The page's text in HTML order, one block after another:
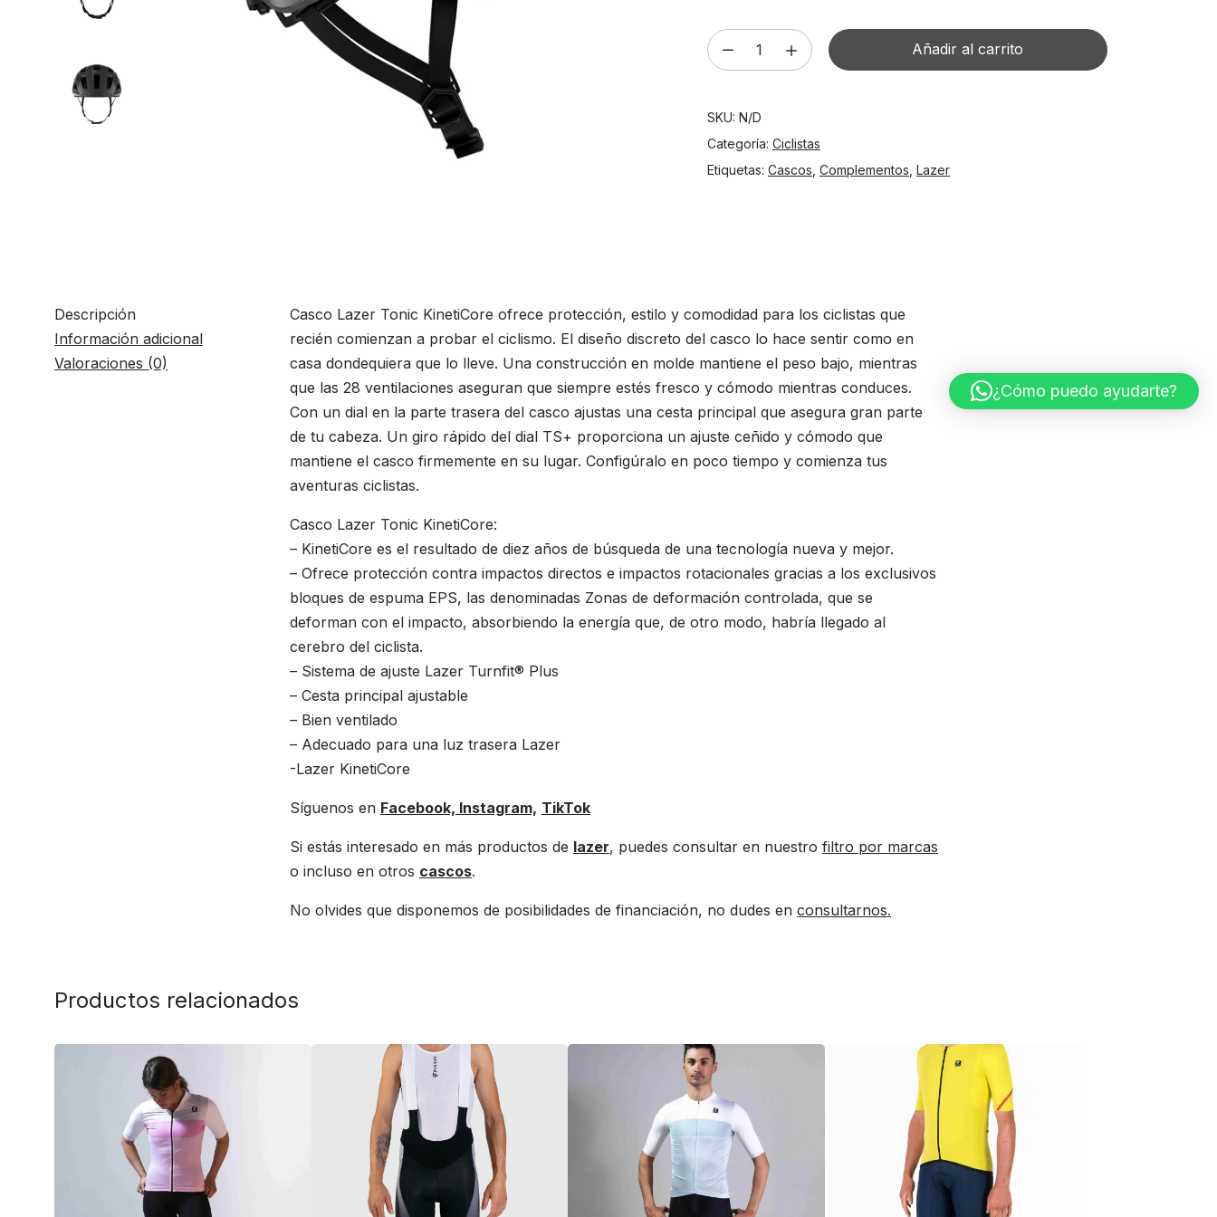
Casco
Lazer
kineticore
Titanium
cantidad
Añadir al carrito
SKU: N/D
Categoría: Ciclistas
Etiquetas: Cascos Complementos Lazer
Descripción
Información adicional
Valoraciones (0)
Casco Lazer Tonic KinetiCore ofrece protección, estilo y comodidad para los ciclistas que
recién comienzan a probar el ciclismo. El diseño discreto del casco lo hace sentir como en
casa dondequiera que lo lleve. Una construcción en molde mantiene el peso bajo, mientras
que las 28 ventilaciones aseguran que siempre estés fresco y cómodo mientras conduces.
Con un dial en la parte trasera del casco ajustas una cesta principal que asegura gran parte
de tu cabeza. Un giro rápido del dial TS+ proporciona un ajuste ceñido y cómodo que
mantiene el casco firmemente en su lugar. Configúralo en poco tiempo y comienza tus
aventuras ciclistas.
Casco Lazer Tonic KinetiCore:
– KinetiCore es el resultado de diez años de búsqueda de una tecnología nueva y mejor.
– Ofrece protección contra impactos directos e impactos rotacionales gracias a los exclusivos
bloques de espuma EPS, las denominadas Zonas de deformación controlada, que se
deforman con el impacto, absorbiendo la energía que, de otro modo, habría llegado al
cerebro del ciclista.
– Sistema de ajuste Lazer Turnfit® Plus
– Cesta principal ajustable
– Bien ventilado
– Adecuado para una luz trasera Lazer
-Lazer KinetiCore
Síguenos en Facebook, Instagram, TikTok
Si estás interesado en más productos de lazer, puedes consultar en nuestro filtro por marcas
o incluso en otros cascos.
No olvides que disponemos de posibilidades de financiación, no dudes en consultarnos.
Productos relacionados
¿Cómo puedo ayudarte?